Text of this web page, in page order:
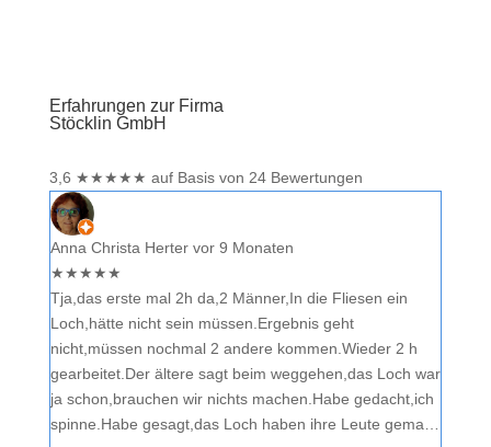
Erfahrungen zur Firma
Stöcklin GmbH
3,6 ★★★★★ auf Basis von 24 Bewertungen
Anna Christa Herter vor 9 Monaten
★★★★★
Tja,das erste mal 2h da,2 Männer,In die Fliesen ein
Loch,hätte nicht sein müssen.Ergebnis geht
nicht,müssen nochmal 2 andere kommen.Wieder 2 h
gearbeitet.Der ältere sagt beim weggehen,das Loch war
ja schon,brauchen wir nichts machen.Habe gedacht,ich
spinne.Habe gesagt,das Loch haben ihre Leute gema…